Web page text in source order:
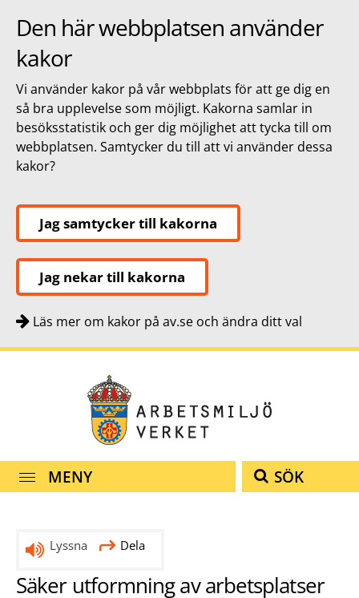
Den här webbplatsen använder
kakor
Vi använder kakor på vår webbplats för att ge dig en
så bra upplevelse som möjligt. Kakorna samlar in
besöksstatistik och ger dig möjlighet att tycka till om
webbplatsen. Samtycker du till att vi använder dessa
kakor?
Jag samtycker till kakorna
Jag nekar till kakorna
Läs mer om kakor på av.se och ändra ditt val
MENY SÖK
Lyssna Dela
Säker utformning av arbetsplatser